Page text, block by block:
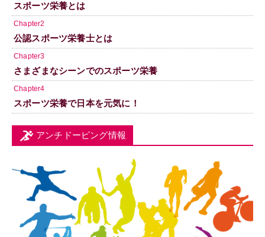
スポーツ栄養とは
Chapter2
公認スポーツ栄養士とは
Chapter3
さまざまなシーンでのスポーツ栄養
Chapter4
スポーツ栄養で日本を元気に！
アンチドーピング情報